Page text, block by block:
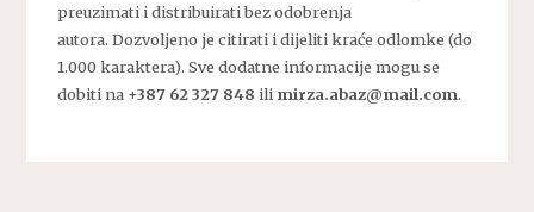
preuzimati i distribuirati bez odobrenja
autora. Dozvoljeno je citirati i dijeliti kraće odlomke (do
1.000 karaktera). Sve dodatne informacije mogu se
dobiti na +387 62 327 848 ili mirza.abaz@mail.com.